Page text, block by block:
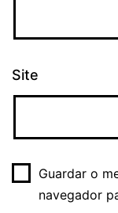
Site
Guardar o
navegador